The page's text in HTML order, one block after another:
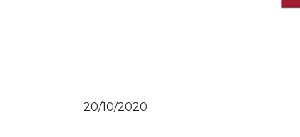
20/10/2020